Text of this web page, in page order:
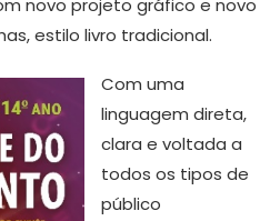
novo projeto gráfico e novo
estilo livro tradicional.
Com uma
linguagem direta,
clara e voltada a
todos os tipos de
público